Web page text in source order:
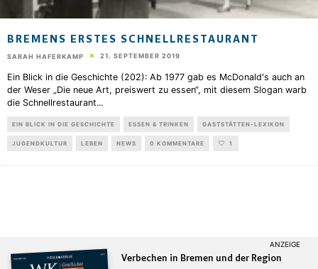
BREMENS ERSTES SCHNELLRESTAURANT
SARAH HAFERKAMP 21. SEPTEMBER 2019
Ein Blick in die Geschichte (202): Ab 1977 gab es McDonald's auch an
der Weser „Die neue Art, preiswert zu essen“, mit diesem Slogan warb
die Schnellrestaurant...
EIN BLICK IN DIE GESCHICHTE ESSEN & TRINKEN GASTSTÄTTEN-LEXIKON
JUGENDKULTUR LEBEN NEWS 0 KOMMENTARE 1
Verbechen in Bremen und der Region